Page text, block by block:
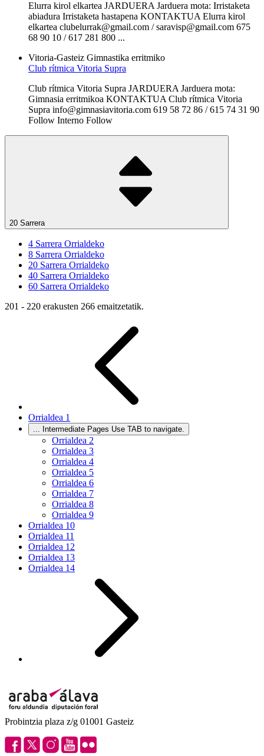
Elurra kirol elkartea JARDUERA Jarduera mota: Irristaketa
abiadura Irristaketa hastapena KONTAKTUA Elurra kirol
elkartea clubelurrak@gmail.com / saravisp@gmail.com 675
68 90 10 / 617 281 800 ...
Vitoria-Gasteiz Gimnastika erritmiko
Club rítmica Vitoria Supra
Club rítmica Vitoria Supra JARDUERA Jarduera mota:
Gimnasia erritmikoa KONTAKTUA Club rítmica Vitoria
Supra info@gimnasiavitoria.com 619 58 72 86 / 615 74 31 90
Follow Interno Follow
20 Sarrera
4 Sarrera Orrialdeko
8 Sarrera Orrialdeko
20 Sarrera Orrialdeko
40 Sarrera Orrialdeko
60 Sarrera Orrialdeko
201 - 220 erakusten 266 emaitzetatik.
Orrialdea 1
... Intermediate Pages Use TAB to navigate.
Orrialdea 2
Orrialdea 3
Orrialdea 4
Orrialdea 5
Orrialdea 6
Orrialdea 7
Orrialdea 8
Orrialdea 9
Orrialdea 10
Orrialdea 11
Orrialdea 12
Orrialdea 13
Orrialdea 14
Probintzia plaza z/g 01001 Gasteiz